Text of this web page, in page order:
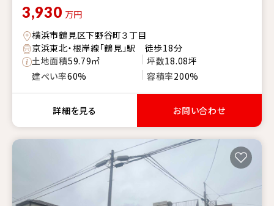
3,930 万円
横浜市鶴見区下野谷町３丁目
京浜東北・根岸線「鶴見」駅 徒歩18分
土地面積59.79㎡ 坪数18.08坪
建ぺい率60% 容積率200%
詳細を見る お問い合わせ